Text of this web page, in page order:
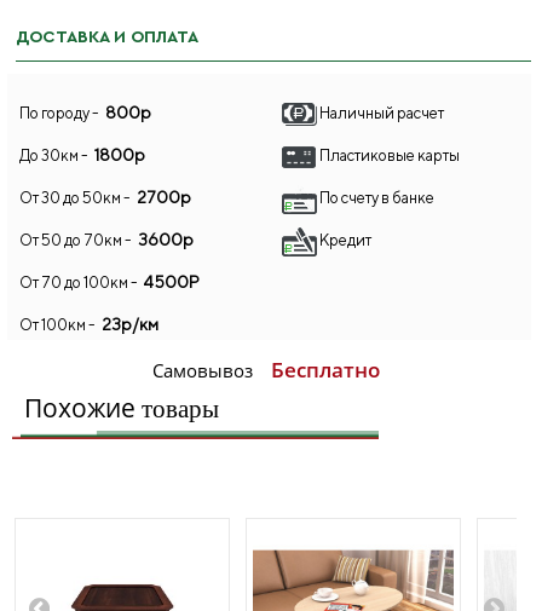
ДОСТАВКА И ОПЛАТА
По городу - 800р
До 30км - 1800р
От 30 до 50км - 2700р
От 50 до 70км - 3600р
От 70 до 100км - 4500Р
От 100км - 23р/км
Самовывоз Бесплатно
Наличный расчет
Пластиковые карты
По счету в банке
Кредит
Похожие товары